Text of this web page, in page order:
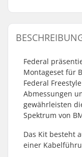
Federal
Montageset für
Federal
Abmessungen
gewährleisten
Spektrum von
Das Kit besteht
einer